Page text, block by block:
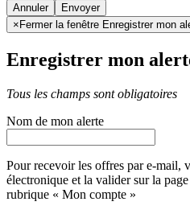
Annuler
× Fermer la fenêtre Enregistrer mon
Enregistrer mon
Tous les champs sont obligatoires
Nom de mon alerte
Pour recevoir les offres par e-mail,
électronique et la valider sur la
rubrique « Mon compte »